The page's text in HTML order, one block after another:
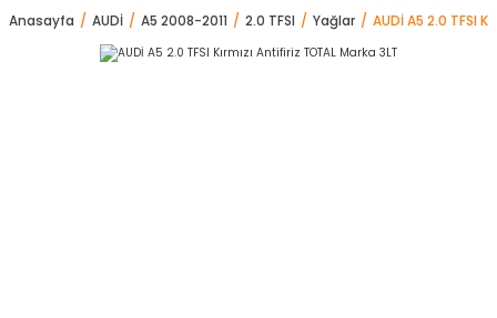
Anasayfa AUDİ A5 2008-2011 2.0 TFSI Yağlar AUDİ A5 2.0 TFSI